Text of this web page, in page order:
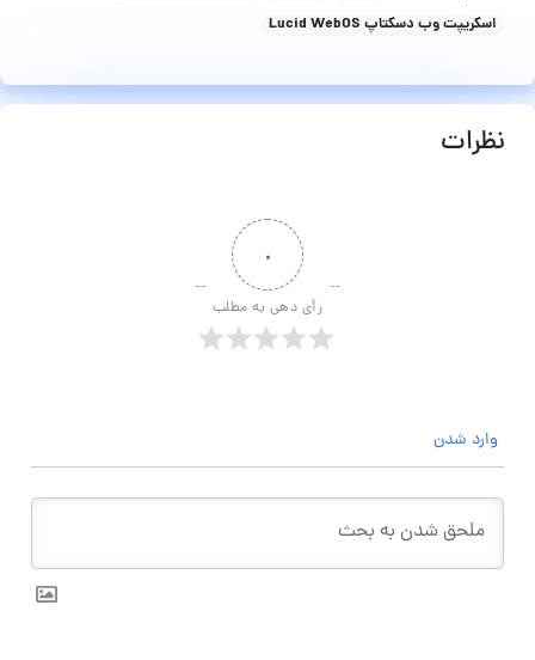
اسکریپت وب دسکتاپ Lucid WebOS
نظرات
۰
رأی دهی به مطلب
وارد شدن